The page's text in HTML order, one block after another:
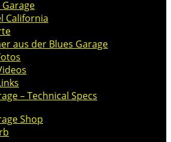
Garage
California
aus der Blues Garage
– Technical Specs
Shop